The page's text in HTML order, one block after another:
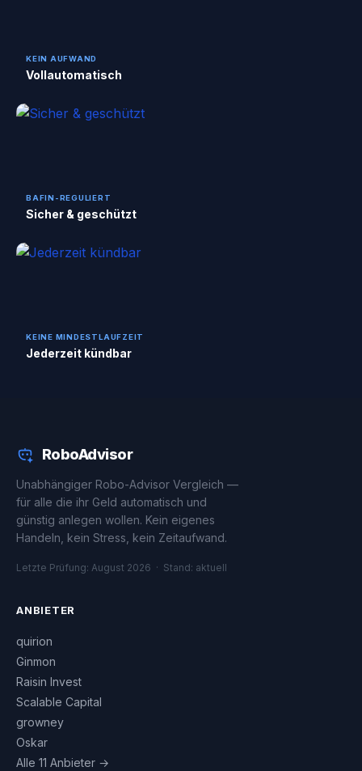
KEIN AUFWAND
Vollautomatisch
BAFIN-REGULIERT
Sicher & geschützt
KEINE MINDESTLAUFZEIT
Jederzeit kündbar
RoboAdvisor
Unabhängiger Robo-Advisor Vergleich —
für alle die ihr Geld automatisch und
günstig anlegen wollen. Kein eigenes
Handeln, kein Stress, kein Zeitaufwand.
Letzte Prüfung: August 2026 · Stand: aktuell
ANBIETER
quirion
Ginmon
Raisin Invest
Scalable Capital
growney
Oskar
Alle 11 Anbieter →